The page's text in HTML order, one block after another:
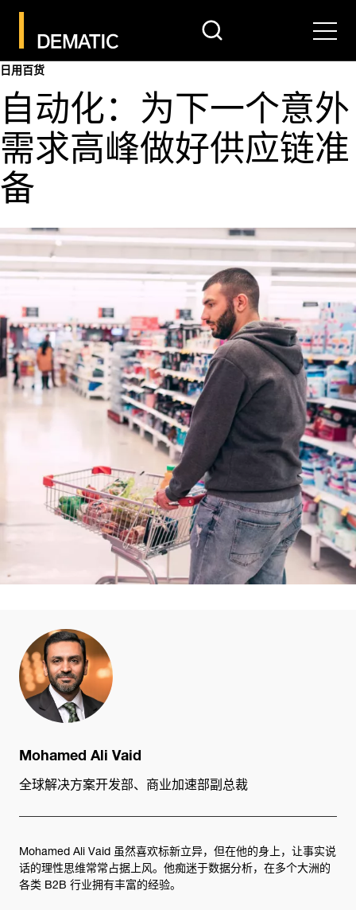
search Menu
日用百货
自动化：为下一个意外
需求高峰做好供应链准
备
Mohamed Ali Vaid
全球解决方案开发部、商业加速部副总裁
Mohamed Ali Vaid 虽然喜欢标新立异，但在他的身上，让事实说
话的理性思维常常占据上风。他痴迷于数据分析，在多个大洲的
各类 B2B 行业拥有丰富的经验。